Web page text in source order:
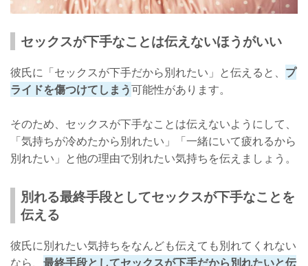
セックスが下手なことは伝えないほうがいい
彼氏に「セックスが下手だから別れたい」と伝えると、 プ
ライドを傷つけてしまう可能性があります。
そのため、セックスが下手なことは伝えないようにして、
「気持ちが冷めたから別れたい」「一緒にいて疲れるから
別れたい」と他の理由で別れたい気持ちを伝えましょう。
別れる最終手段としてセックスが下手なことを
伝える
彼氏に別れたい気持ちをなんども伝えても別れてくれない
なら、 最終手段としてセックスが下手だから別れたいと伝